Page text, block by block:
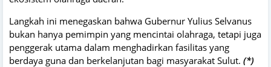
Langkah ini menegaskan bahwa Gubernur Yulius Selvanus
bukan hanya pemimpin yang mencintai olahraga, tetapi juga
penggerak utama dalam menghadirkan fasilitas yang
berdaya guna dan berkelanjutan bagi masyarakat Sulut. (*)